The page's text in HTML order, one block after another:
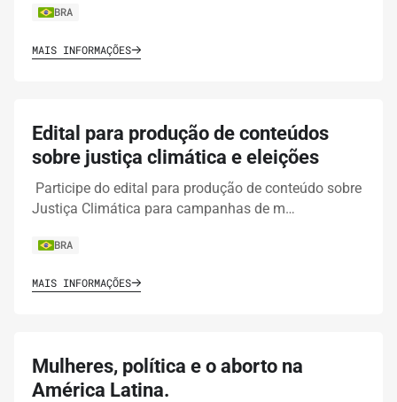
BRA
MAIS INFORMAÇÕES
Edital para produção de conteúdos
sobre justiça climática e eleições
Participe do edital para produção de conteúdo sobre
Justiça Climática para campanhas de m…
BRA
MAIS INFORMAÇÕES
Mulheres, política e o aborto na
América Latina.